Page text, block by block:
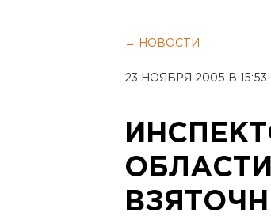
← НОВОСТИ
23 НОЯБРЯ 2005 В 15:53